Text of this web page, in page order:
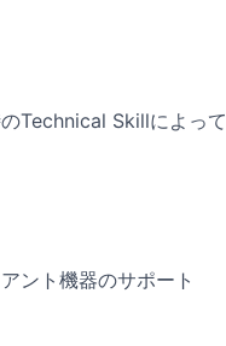
Technical Skillによって
ント機器のサポート